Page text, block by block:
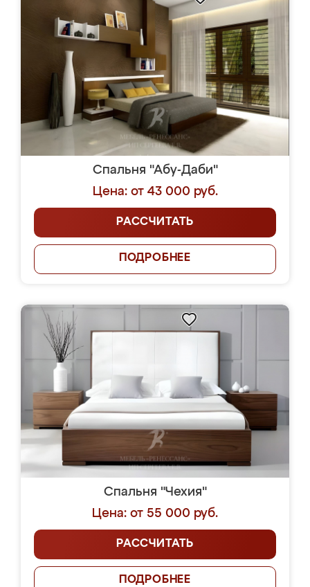
Спальня "Абу-Даби"
Цена: от 43 000 руб.
РАССЧИТАТЬ
ПОДРОБНЕЕ
Спальня "Чехия"
Цена: от 55 000 руб.
РАССЧИТАТЬ
ПОДРОБНЕЕ